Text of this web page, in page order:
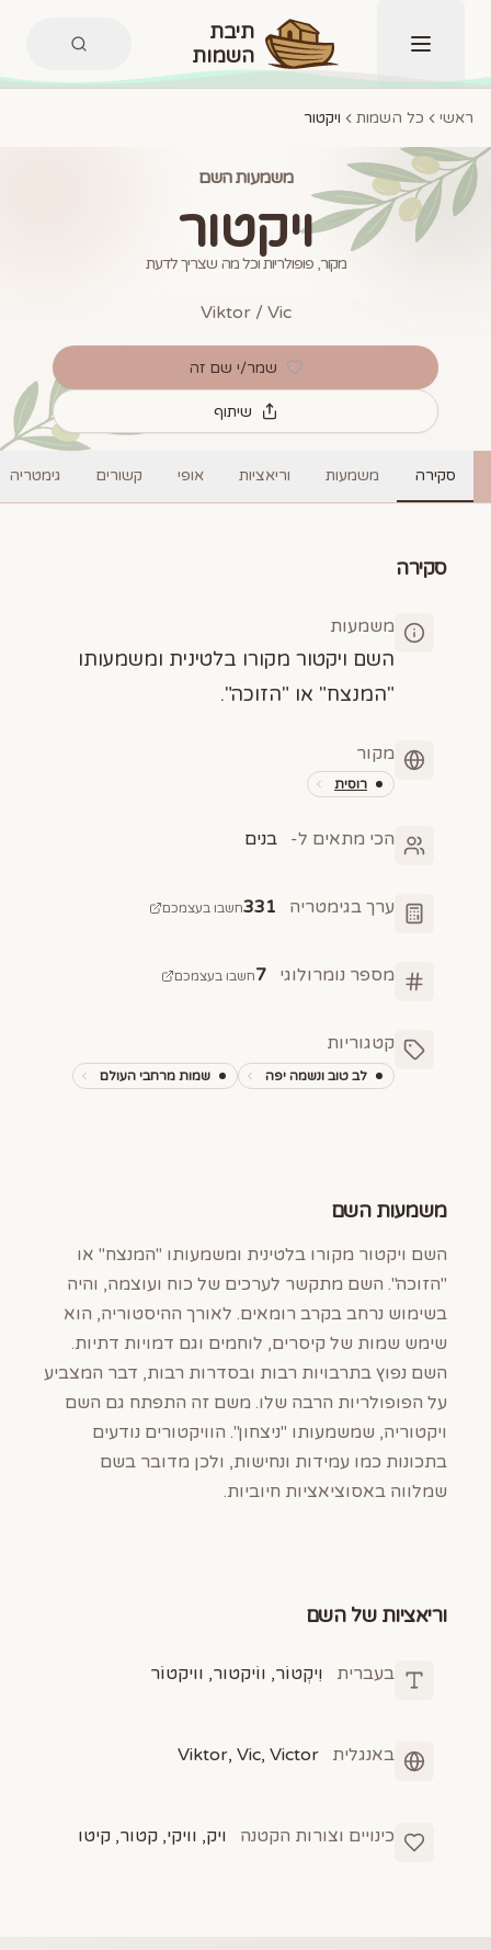
תפריט
תיבת
השמות
ראשי כל השמות ויקטור
משמעות השם
ויקטור
מקור, פופולריות וכל מה שצריך לדעת
Viktor / Vic
שמר/י שם זה
שיתוף
סקירה משמעות וריאציות אופי קשורים גימטריה
סקירה
משמעות
השם ויקטור מקורו בלטינית ומשמעותו
"המנצח" או "הזוכה".
מקור
רוסית
הכי מתאים ל- בנים
ערך בגימטריה 331חשבו בעצמכם
מספר נומרולוגי 7חשבו בעצמכם
קטגוריות
לב טוב ונשמה יפה שמות מרחבי העולם
משמעות השם
השם ויקטור מקורו בלטינית ומשמעותו "המנצח" או
"הזוכה". השם מתקשר לערכים של כוח ועוצמה, והיה
בשימוש נרחב בקרב רומאים. לאורך ההיסטוריה, הוא
שימש שמות של קיסרים, לוחמים וגם דמויות דתיות.
השם נפוץ בתרבויות רבות ובסדרות רבות, דבר המצביע
על הפופולריות הרבה שלו. משם זה התפתח גם השם
ויקטוריה, שמשמעותו "ניצחון". הוויקטורים נודעים
בתכונות כמו עמידות ונחישות, ולכן מדובר בשם
שמלווה באסוציאציות חיוביות.
וריאציות של השם
בעברית וִיקְטוֹר, ווֹיקטור, וויקטוֹר
באנגלית Viktor, Vic, Victor
כינויים וצורות הקטנה ויק, וויקי, קטור, קיטו